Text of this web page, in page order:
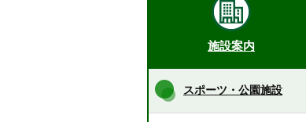
施設案内
スポーツ・公園施設